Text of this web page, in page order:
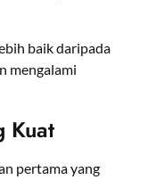
baik daripada
mengalami
Kuat
pertama yang